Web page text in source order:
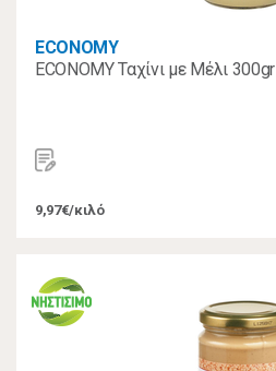
ECONOMY
ECONOMY Ταχίνι με Μέλι 300gr
9,97€/κιλό